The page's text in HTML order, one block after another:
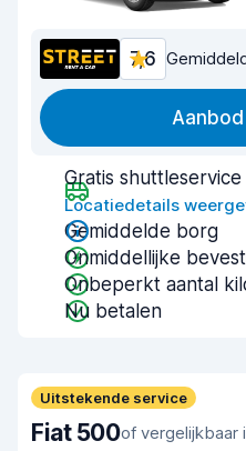
7,6
Gratis shuttleservice
Locatiedetails
Gemiddelde borg
Onmiddellijke
Onbeperkt aantal
Nu betalen
Uitstekende service
Fiat 500of vergelijkbaar